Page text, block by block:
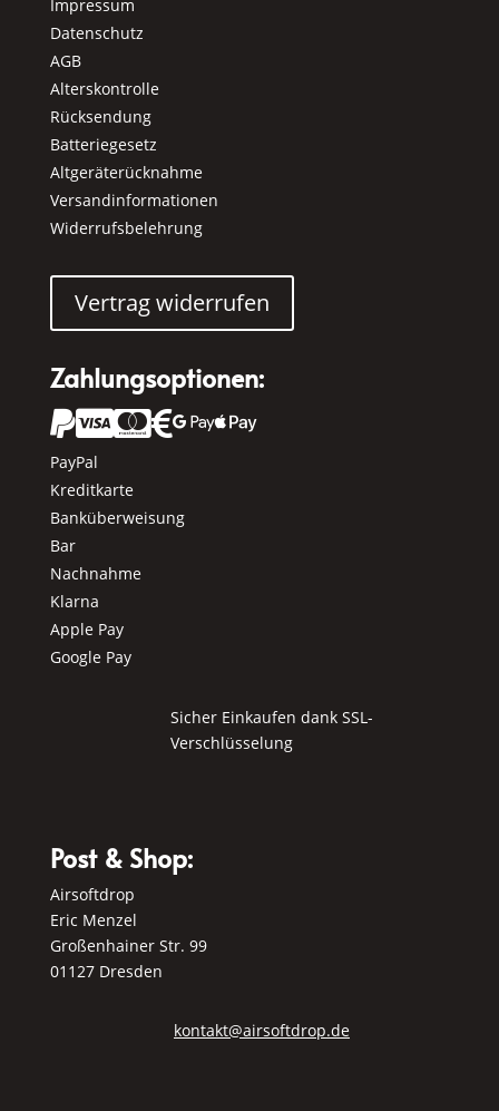
Impressum
Datenschutz
AGB
Alterskontrolle
Rücksendung
Batteriegesetz
Altgeräterücknahme
Versandinformationen
Widerrufsbelehrung
Vertrag widerrufen
Zahlungsoptionen:
 
PayPal
Kreditkarte
Banküberweisung
Bar
Nachnahme
Klarna
Apple Pay
Google Pay
Sicher Einkaufen dank SSL-
Verschlüsselung
Post & Shop:
Airsoftdrop
Eric Menzel
Großenhainer Str. 99
01127 Dresden
kontakt@airsoftdrop.de